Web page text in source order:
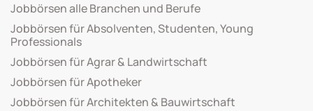
Jobbörsen alle Branchen und Berufe
Jobbörsen für Absolventen, Studenten, Young
Professionals
Jobbörsen für Agrar & Landwirtschaft
Jobbörsen für Apotheker
Jobbörsen für Architekten & Bauwirtschaft